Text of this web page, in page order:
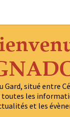
Gard, situé entre
toutes les
et les